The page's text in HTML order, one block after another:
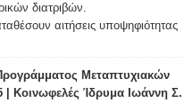
διατριβών.
αιτήσεις υποψηφιότητας
Μεταπτυχιακών
| Κοινωφελές Ίδρυμα Ιωάννη Σ.